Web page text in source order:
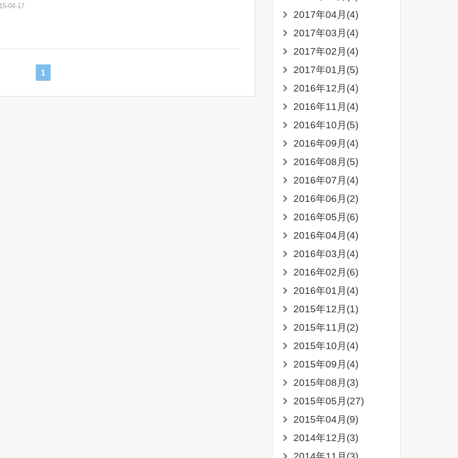
04-17
1
2017年04月(4)
2017年03月(4)
2017年02月(4)
2017年01月(5)
2016年12月(4)
2016年11月(4)
2016年10月(5)
2016年09月(4)
2016年08月(5)
2016年07月(4)
2016年06月(2)
2016年05月(6)
2016年04月(4)
2016年03月(4)
2016年02月(6)
2016年01月(4)
2015年12月(1)
2015年11月(2)
2015年10月(4)
2015年09月(4)
2015年08月(3)
2015年05月(27)
2015年04月(9)
2014年12月(3)